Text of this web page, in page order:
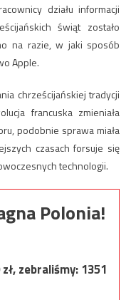
działu informacji
świąt zostało
na razie, w jaki sposób
Apple.
chrześcijańskiej tradycji
francuska zmieniała
podobnie sprawa miała
czasach forsuje się
technologii.
Polonia!
zł, zebraliśmy:1351